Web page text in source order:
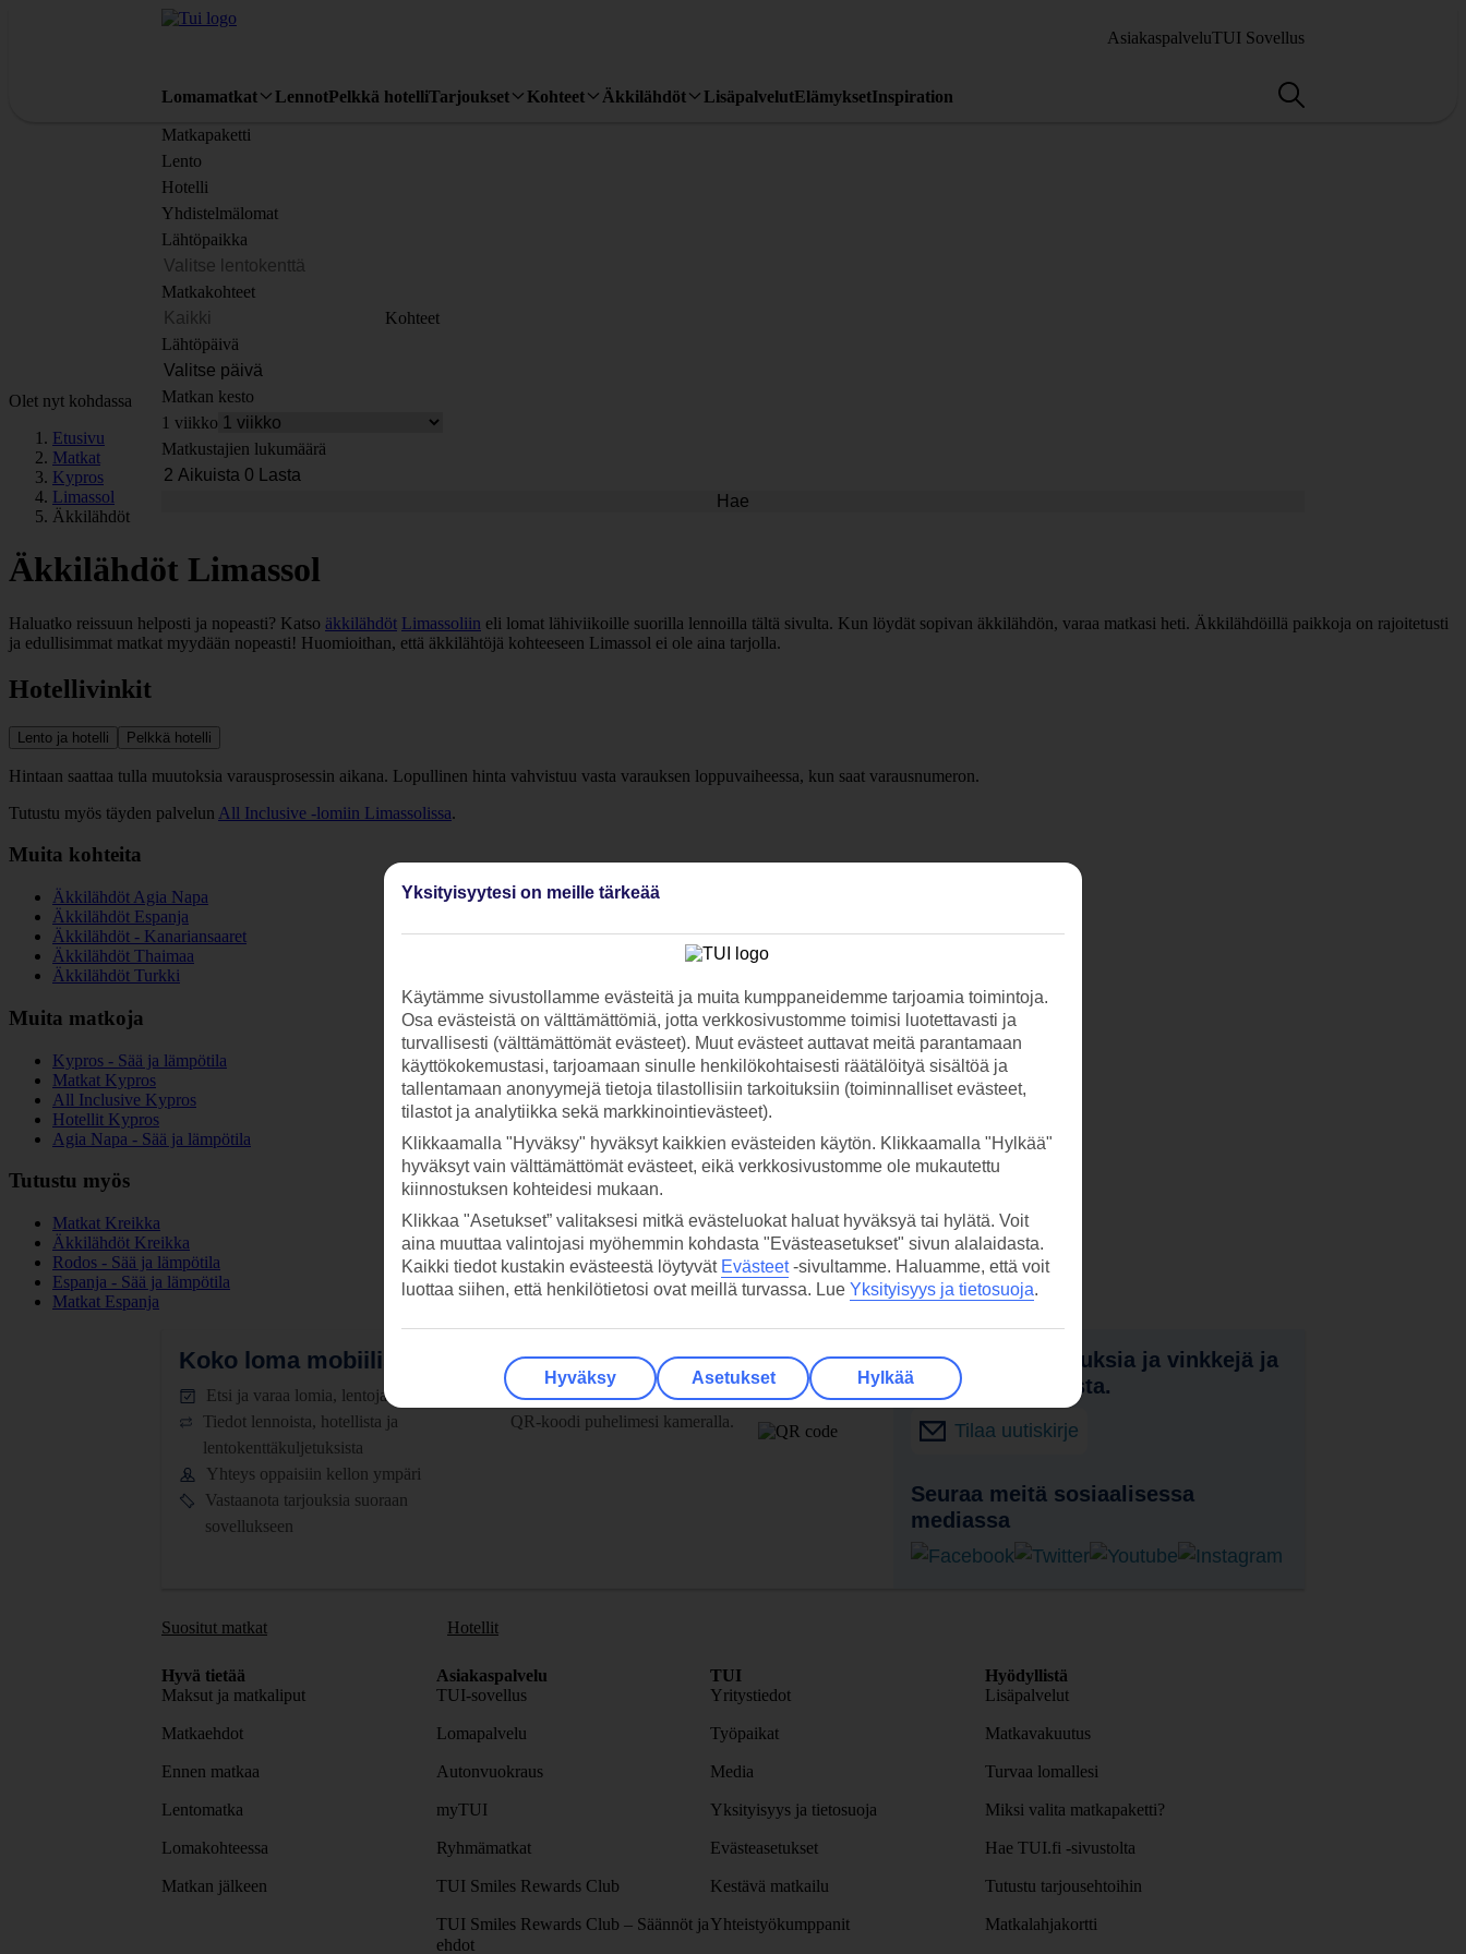
AsiakaspalveluTUI Sovellus
Lomamatkat LennotPelkkä hotelliTarjoukset Kohteet Äkkilähdöt LisäpalvelutElämyksetInspiration
Matkapaketti
Lento
Hotelli
Yhdistelmälomat
Lähtöpaikka
Matkakohteet
Kohteet
Lähtöpäivä
Matkan kesto
1 viikko
Matkustajien lukumäärä
Hae
Olet nyt kohdassa
Etusivu
Matkat
Kypros
Limassol
Äkkilähdöt
Äkkilähdöt Limassol
Haluatko reissuun helposti ja nopeasti? Katso äkkilähdöt Limassoliin eli lomat lähiviikoille suorilla lennoilla tältä sivulta. Kun löydät sopivan äkkilähdön, varaa matkasi heti. Äkkilähdöillä paikkoja on rajoitetusti
ja edullisimmat matkat myydään nopeasti! Huomioithan, että äkkilähtöjä kohteeseen Limassol ei ole aina tarjolla.
Hotellivinkit
Lento ja hotelli Pelkkä hotelli
Hintaan saattaa tulla muutoksia varausprosessin aikana. Lopullinen hinta vahvistuu vasta varauksen loppuvaiheessa, kun saat varausnumeron.
Tutustu myös täyden palvelun All Inclusive -lomiin Limassolissa.
Muita kohteita
Äkkilähdöt Agia Napa
Äkkilähdöt Espanja
Äkkilähdöt - Kanariansaaret
Äkkilähdöt Thaimaa
Äkkilähdöt Turkki
Muita matkoja
Kypros - Sää ja lämpötila
Matkat Kypros
All Inclusive Kypros
Hotellit Kypros
Agia Napa - Sää ja lämpötila
Tutustu myös
Matkat Kreikka
Äkkilähdöt Kreikka
Rodos - Sää ja lämpötila
Espanja - Sää ja lämpötila
Matkat Espanja
Koko loma mobiilissa. Lataa TUI-sovellus nyt!
Etsi ja varaa lomia, lentoja ja hotelleja
Tiedot lennoista, hotellista ja
lentokenttäkuljetuksista
Yhteys oppaisiin kellon ympäri
Vastaanota tarjouksia suoraan
sovellukseen
Lataa sovellus kätevästi lukemalla
QR-koodi puhelimesi kameralla.
Vastaanota tarjouksia ja vinkkejä ja
tietoja uutuuksista.
Tilaa uutiskirje
Seuraa meitä sosiaalisessa
mediassa
Suositut matkat Hotellit
Hyvä tietää
Maksut ja matkaliput
Matkaehdot
Ennen matkaa
Lentomatka
Lomakohteessa
Matkan jälkeen
Asiakaspalvelu
TUI-sovellus
Lomapalvelu
Autonvuokraus
myTUI
Ryhmämatkat
TUI Smiles Rewards Club
TUI Smiles Rewards Club – Säännöt ja
ehdot
TUI
Yritystiedot
Työpaikat
Media
Yksityisyys ja tietosuoja
Evästeasetukset
Kestävä matkailu
Yhteistyökumppanit
Hyödyllistä
Lisäpalvelut
Matkavakuutus
Turvaa lomallesi
Miksi valita matkapaketti?
Hae TUI.fi -sivustolta
Tutustu tarjousehtoihin
Matkalahjakortti
Yksityisyytesi on meille tärkeää
Käytämme sivustollamme evästeitä ja muita kumppaneidemme tarjoamia toimintoja.
Osa evästeistä on välttämättömiä, jotta verkkosivustomme toimisi luotettavasti ja
turvallisesti (välttämättömät evästeet). Muut evästeet auttavat meitä parantamaan
käyttökokemustasi, tarjoamaan sinulle henkilökohtaisesti räätälöityä sisältöä ja
tallentamaan anonyymejä tietoja tilastollisiin tarkoituksiin (toiminnalliset evästeet,
tilastot ja analytiikka sekä markkinointievästeet).
Klikkaamalla "Hyväksy" hyväksyt kaikkien evästeiden käytön. Klikkaamalla "Hylkää"
hyväksyt vain välttämättömät evästeet, eikä verkkosivustomme ole mukautettu
kiinnostuksen kohteidesi mukaan.
Klikkaa "Asetukset” valitaksesi mitkä evästeluokat haluat hyväksyä tai hylätä. Voit
aina muuttaa valintojasi myöhemmin kohdasta "Evästeasetukset" sivun alalaidasta.
Kaikki tiedot kustakin evästeestä löytyvät Evästeet-sivultamme. Haluamme, että voit
luottaa siihen, että henkilötietosi ovat meillä turvassa. Lue Yksityisyys ja tietosuoja.
Hyväksy Asetukset Hylkää